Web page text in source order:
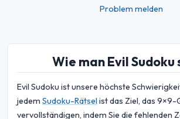
Problem melden
Wie man Evil Sudoku
Evil Sudoku ist unsere höchste
jedem Sudoku-Rätsel ist das Ziel, das 9×9-
vervollständigen, indem Sie die fehlenden